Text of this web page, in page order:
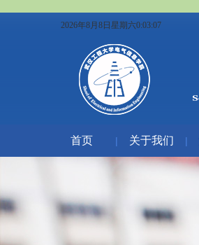
2026年8月8日星期六0:03:08
首页 | 关于我们 |